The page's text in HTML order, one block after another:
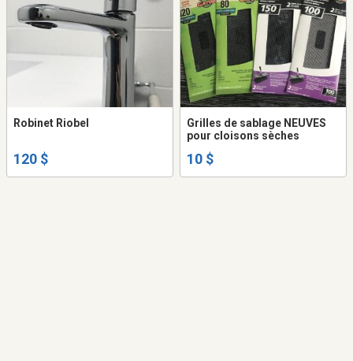
Robinet Riobel
120 $
Grilles de sablage NEUVES
pour cloisons sèches
10 $